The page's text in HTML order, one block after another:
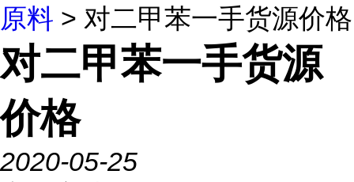
原料 > 对二甲苯一手货源价格
对二甲苯一手货源
价格
2020-05-25